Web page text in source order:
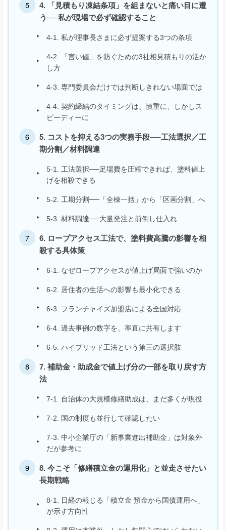
4. 「見積もり凍結条項」を組まないと痛い目に遭
う──私が現場で必ず確認すること
4-1. 私が理事長さまに必ず提案する3つの条項
4-2. 「言い値」を防ぐための3社相見積もりの活か
し方
4-3. 専門委員会だけでは判断しきれない場面では
4-4. 契約締結のタイミングは、慎重に、しかしス
ピーディーに
5. コストを抑える3つの実務手段──工法選択／工
期分割／材料調達
5-1. 工法選択──足場費を圧縮できれば、塗料値上
げを相殺できる
5-2. 工期分割──「全棟一括」から「区画分割」へ
5-3. 材料調達──大量発注と前倒し仕入れ
6. ロープアクセス工法で、塗料費高騰の影響を相
殺する具体策
6-1. なぜロープアクセスが値上げ局面で強いのか
6-2. 居住者の生活への影響も最小化できる
6-3. フランチャイズ加盟店による全国対応
6-4. 過去事例の数字を、率直に共有します
6-5. ハイブリッド工法という第三の選択肢
7. 補助金・助成金で値上げ分の一部を取り戻す方
法
7-1. 自治体の大規模修繕助成は、まだ多くが現役
7-2. 国の制度も並行して確認したい
7-3. 中小企業庁の「新事業進出補助金」は対象外
だが参考に
8. 今こそ「修繕積立金の運用化」と並走させたい
長期戦略
8-1. 日経の報じる「積立金 預金から国債運用へ」
が示す方向性